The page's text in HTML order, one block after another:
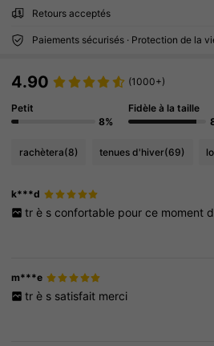
Retours acceptés
Paiements sécurisés · Protection de la
4.90 (1000+)
Petit
8%
Fidèle à la taille
rachètera(8) tenues d'hiver(69)
k***d
tr è s confortable pour ce moment
m***e
tr è s satisfait merci